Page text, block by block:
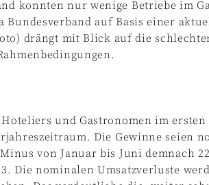
konnten nur wenige Betriebe im
Bundesverband auf Basis einer
drängt mit Blick auf die
und Gastronomen im
Die Gewinne seien
von Januar bis Juni demnach
Die nominalen Umsatzverluste